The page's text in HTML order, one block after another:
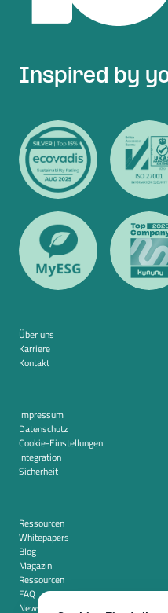
Inspired by
Über uns
Karriere
Kontakt
Impressum
Datenschutz
Cookie-Einstellungen
Integration
Sicherheit
Ressourcen
Whitepapers
Blog
Magazin
Ressourcen
FAQ
Newsroom